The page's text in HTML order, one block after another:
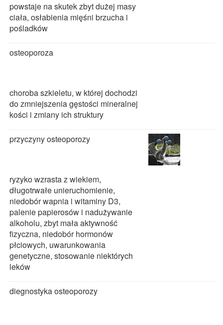
powstaje na skutek zbyt dużej masy
ciała, osłabienia mięśni brzucha i
pośladków
osteoporoza
choroba szkieletu, w której dochodzi
do zmniejszenia gęstości mineralnej
kości i zmiany ich struktury
przyczyny osteoporozy
ryzyko wzrasta z wiekiem,
długotrwałe unieruchomienie,
niedobór wapnia i witaminy D3,
palenie papierosów i nadużywanie
alkoholu, zbyt mała aktywność
fizyczna, niedobór hormonów
płciowych, uwarunkowania
genetyczne, stosowanie niektórych
leków
diegnostyka osteoporozy